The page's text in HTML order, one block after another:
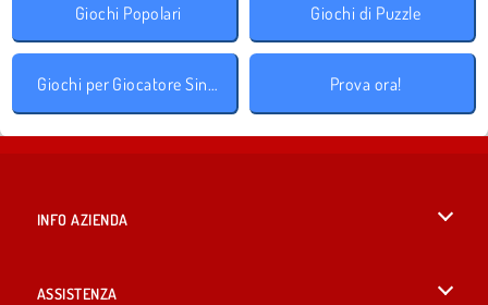
Giochi Popolari Giochi di Puzzle
Giochi per Giocatore Singolo Prova ora!
INFO AZIENDA
ASSISTENZA